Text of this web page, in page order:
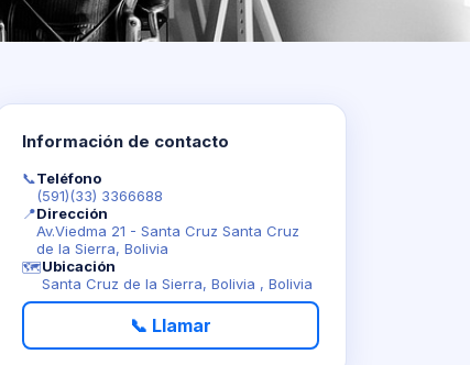
Información de contacto
📞Teléfono
(591)(33) 3366688
📍Dirección
Av.Viedma 21 - Santa Cruz Santa Cruz
de la Sierra, Bolivia
🗺️Ubicación
Santa Cruz de la Sierra, Bolivia , Bolivia
📞 Llamar